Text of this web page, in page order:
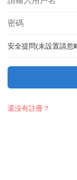
安全提問(未設置請忽
還沒有註冊？